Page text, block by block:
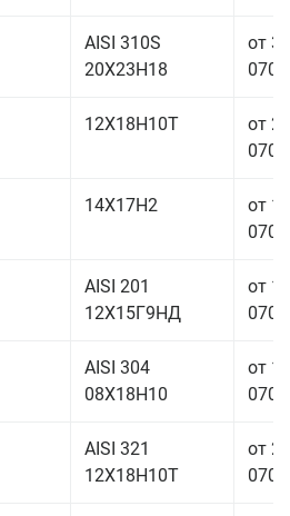
AISI 310S
20Х23Н18
от
12Х18Н10Т
от
14Х17Н2
от
AISI 201
12Х15Г9НД
от
AISI 304
08Х18Н10
от
AISI 321
12Х18Н10Т
от